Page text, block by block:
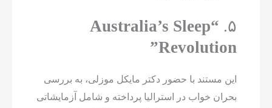
۵.
“Australia’s Sleep
Revolution”
این مستند با حضور دکتر مایکل موزلی، به بررسی
بحران خواب در استرالیا پرداخته و شامل آزمایشاتی